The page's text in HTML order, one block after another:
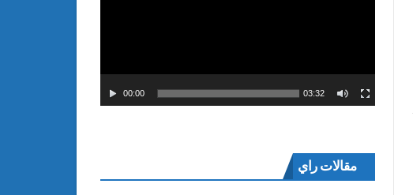
00:00 03:32
مقالات راي